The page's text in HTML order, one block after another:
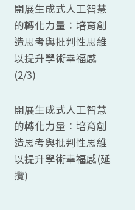
開展生成式人工智慧
的轉化力量：培育創
造思考與批判性思維
以提升學術幸福感
(2/3)
開展生成式人工智慧
的轉化力量：培育創
造思考與批判性思維
以提升學術幸福感(延
攬)